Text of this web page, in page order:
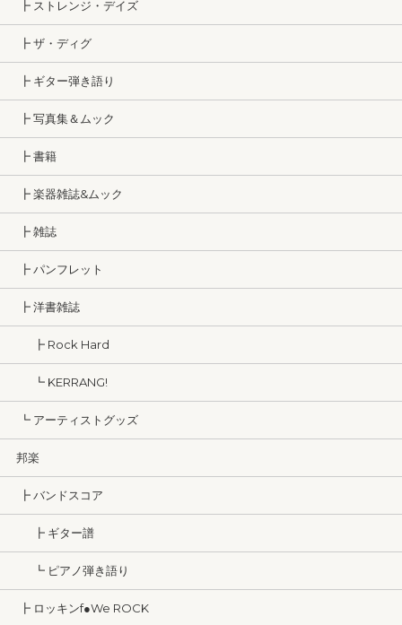
┣ ストレンジ・デイズ
┣ ザ・ディグ
┣ ギター弾き語り
┣ 写真集＆ムック
┣ 書籍
┣ 楽器雑誌&ムック
┣ 雑誌
┣ パンフレット
┣ 洋書雑誌
┣ Rock Hard
┗ KERRANG!
┗ アーティストグッズ
邦楽
┣ バンドスコア
┣ ギター譜
┗ ピアノ弾き語り
┣ ロッキンf●We ROCK